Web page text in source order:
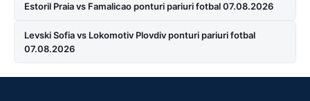
Estoril Praia vs Famalicao ponturi pariuri fotbal 07.08.2026
Levski Sofia vs Lokomotiv Plovdiv ponturi pariuri fotbal
07.08.2026